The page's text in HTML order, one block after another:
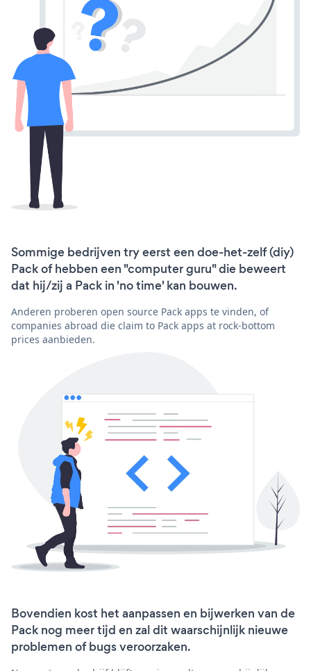
Sommige bedrijven try eerst een doe-het-zelf (diy)
Pack of hebben een "computer guru" die beweert
dat hij/zij a Pack in 'no time' kan bouwen.
Anderen proberen open source Pack apps te vinden, of
companies abroad die claim to Pack apps at rock-bottom
prices aanbieden.
Bovendien kost het aanpassen en bijwerken van de
Pack nog meer tijd en zal dit waarschijnlijk nieuwe
problemen of bugs veroorzaken.